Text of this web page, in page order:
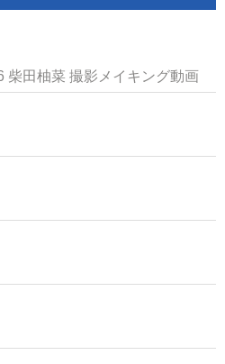
柴田柚菜 撮影メイキング動画